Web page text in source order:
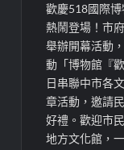
歡慶518國際
熱鬧登場！市
舉辦開幕活動
動「博物館『
日串聯中市各
章活動，邀請
好禮。歡迎市
地方文化館，